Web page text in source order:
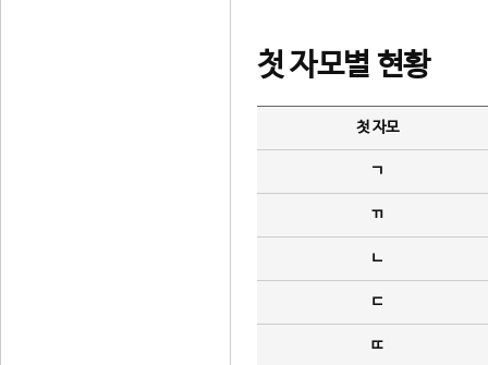
첫 자모별 현황
첫 자모
ㄱ
ㄲ
ㄴ
ㄷ
ㄸ